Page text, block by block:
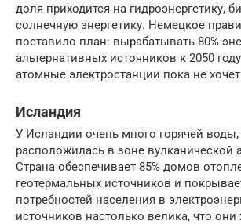
доля приходится на гидроэнергетику,
солнечную энергетику. Немецкое
поставило план: вырабатывать 80%
альтернативных источников к 2050
атомные электростанции пока не
Исландия
У Исландии очень много горячей
расположилась в зоне вулканической
Страна обеспечивает 85% домов
геотермальных источников и
потребностей населения в
источников настолько велика, что они